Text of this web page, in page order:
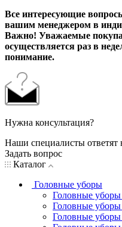
Все интересующие
вашим менеджером в
Важно! Уважаемые
осуществляется раз в
понимание.
Нужна консультация?
Наши специалисты
Задать вопрос
Каталог
Головные уборы
Головные
Головные
Головные